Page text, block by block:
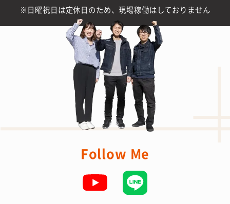
日曜祝日は定休日のため、現場稼働はしておりません
Follow Me